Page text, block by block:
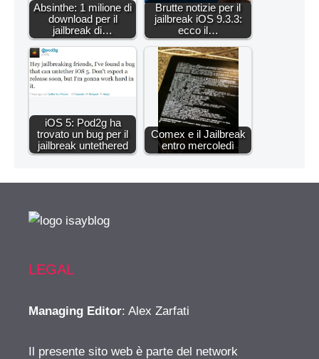
Absinthe: 1 milione di
download per il
jailbreak di…
Brutte notizie per il
jailbreak iOS 9.3.3:
ecco il…
iOS 5: Pod2g ha
trovato un bug per il
jailbreak untethered
Comex e il Jailbreak
entro mercoledì
LEGAL
Managing Editor: Alex Zarfati
Il presente sito web è parte del network